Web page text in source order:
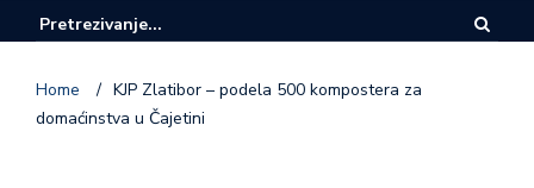
Home / KJP Zlatibor – podela 500 kompostera za
domaćinstva u Čajetini